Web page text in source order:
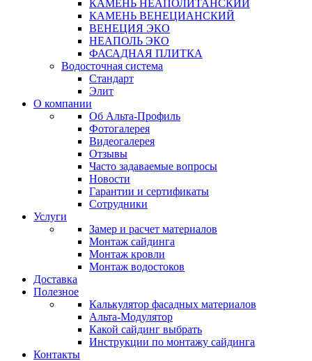
КАМЕНЬ НЕАПОЛИТАНСКИЙ
КАМЕНЬ ВЕНЕЦИАНСКИЙ
ВЕНЕЦИЯ ЭКО
НЕАПОЛЬ ЭКО
ФАСАДНАЯ ПЛИТКА
Водосточная система
Стандарт
Элит
О компании
Об Альта-Профиль
Фотогалерея
Видеогалерея
Отзывы
Часто задаваемые вопросы
Новости
Гарантии и сертификаты
Сотрудники
Услуги
Замер и расчет материалов
Монтаж сайдинга
Монтаж кровли
Монтаж водостоков
Доставка
Полезное
Калькулятор фасадных материалов
Альта-Модулятор
Какой сайдинг выбрать
Инструкции по монтажу сайдинга
Контакты